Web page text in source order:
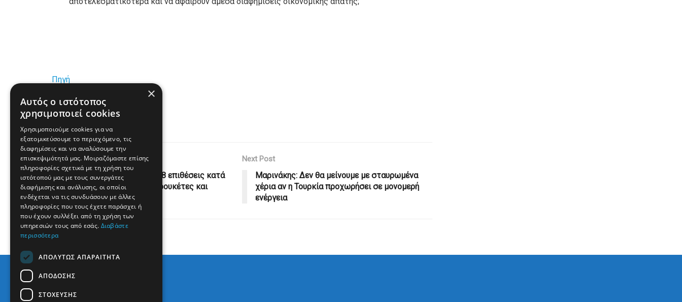
Πηγή
www.enikos.gr
Previous Post
Χεζμπολάχ: Ανακοίνωσε 28 επιθέσεις κατά
ισραηλινών δυνάμεων με ρουκέτες και
drones
Next Post
Μαρινάκης: Δεν θα μείνουμε με σταυρωμένα
χέρια αν η Τουρκία προχωρήσει σε μονομερή
ενέργεια
×
Αυτός ο ιστότοπος
χρησιμοποιεί cookies
Χρησιμοποιούμε cookies για να
εξατομικεύσουμε το περιεχόμενο, τις
διαφημίσεις και να αναλύσουμε την
επισκεψιμότητά μας. Μοιραζόμαστε επίσης
πληροφορίες σχετικά με τη χρήση του
ιστότοπού μας με τους συνεργάτες
διαφήμισης και ανάλυσης, οι οποίοι
ενδέχεται να τις συνδυάσουν με άλλες
πληροφορίες που τους έχετε παράσχει ή
που έχουν συλλέξει από τη χρήση των
υπηρεσιών τους από εσάς. Διαβάστε
περισσότερα
ΑΠΟΛΎΤΩΣ ΑΠΑΡΑΊΤΗΤΑ
ΑΠΌΔΟΣΗΣ
ΣΤΌΧΕΥΣΗΣ